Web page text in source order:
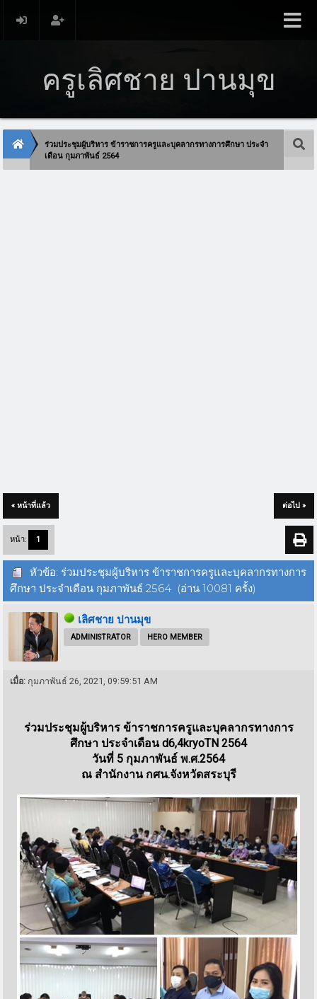
ครูเลิศชาย ปานมุข
ร่วมประชุมผู้บริหาร ข้าราชการครูและบุคลากรทางการศึกษา ประจำ
เดือน กุมภาพันธ์ 2564
« หน้าที่แล้ว ต่อไป »
หน้า: 1
หัวข้อ: ร่วมประชุมผู้บริหาร ข้าราชการครูและบุคลากรทางการ
ศึกษา ประจำเดือน กุมภาพันธ์ 2564 (อ่าน 10081 ครั้ง)
เลิศชาย ปานมุข
ADMINISTRATOR HERO MEMBER
เมื่อ: กุมภาพันธ์ 26, 2021, 09:59:51 AM
ร่วมประชุมผู้บริหาร ข้าราชการครูและบุคลากรทางการ
ศึกษา ประจำเดือน d6,4kryoTN 2564
วันที่ 5 กุมภาพันธ์ พ.ศ.2564
ณ สำนักงาน กศน.จังหวัดสระบุรี